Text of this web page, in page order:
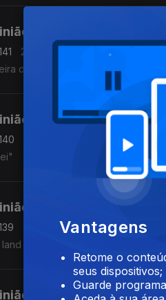
de...Tamilton Teixeira
22 jul. 2026
da CEDEAO
de...Rosário Luz
de...João Feijó
20 jul. 2026
land rovers da Pide e os mahindras
de...Gelson Baía (São
Vantagens
Retome o
seus dispositivos;
Guarde